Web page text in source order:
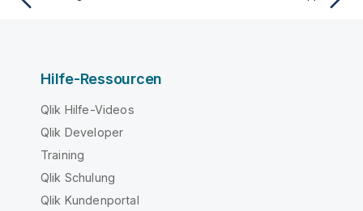
Hilfe-Ressourcen
Qlik Hilfe-Videos
Qlik Developer
Training
Qlik Schulung
Qlik Kundenportal